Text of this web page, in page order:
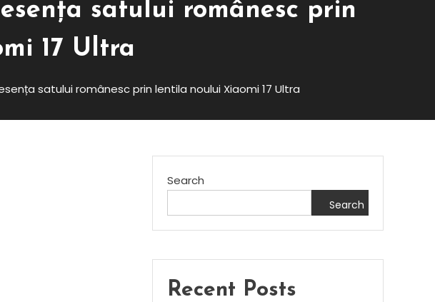
satului românesc prin
17 Ultra
satului românesc prin lentila noului Xiaomi 17 Ultra
Search
Search
Recent Posts